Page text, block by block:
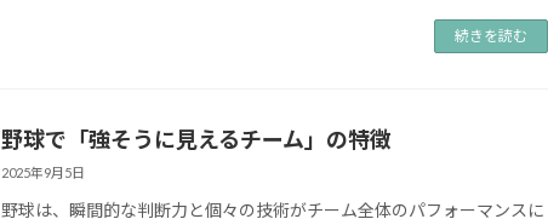
続きを読む
野球で「強そうに見えるチーム」の特徴
2025年9月5日
野球は、瞬間的な判断力と個々の技術がチーム全体のパフォーマンスに